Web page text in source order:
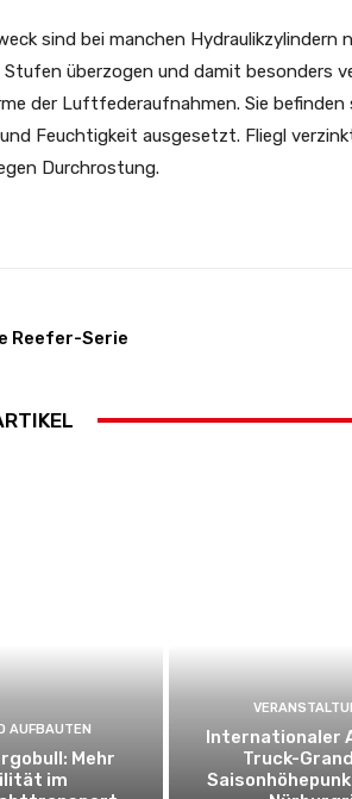
sind bei manchen
Stufen überzogen und damit besonders
der Luftfederaufnahmen. Sie
Feuchtigkeit ausgesetzt. Fliegl
Durchrostung.
Reefer-Serie
AUFBAUTEN
Mehr
im
Internationaler
Truck-